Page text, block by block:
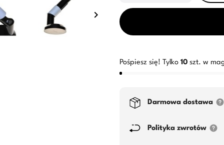
keyboard_arrow_right
Pośpiesz się! Tylko 10 szt. w
Darmowa dostawa
Polityka zwrotów